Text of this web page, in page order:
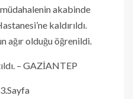
akabinde
kaldırıldı.
ağır olduğu öğrenildi.
– GAZİANTEP